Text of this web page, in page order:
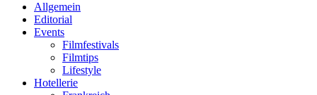
Allgemein
Editorial
Events
Filmfestivals
Filmtips
Lifestyle
Hotellerie